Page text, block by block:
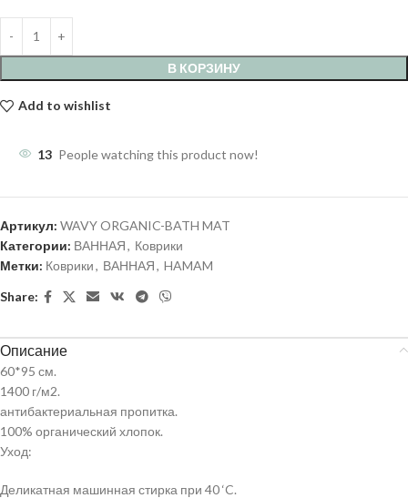
В КОРЗИНУ
Add to wishlist
13 People watching this product now!
Артикул: WAVY ORGANIC-BATH MAT
Категории: ВАННАЯ, Коврики
Метки: Коврики, ВАННАЯ, HAMAM
Share:
Описание
60*95 см.
1400 г/м2.
антибактериальная пропитка.
100% органический хлопок.
Уход:
Деликатная машинная стирка при 40 ‘C.